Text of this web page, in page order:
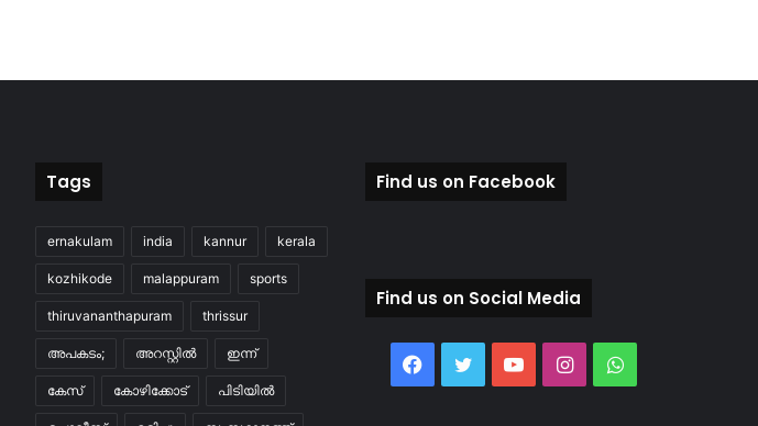
Tags
ernakulam india kannur kerala
kozhikode malappuram sports
thiruvananthapuram thrissur
അപകടം; അറസ്റ്റിൽ ഇന്ന്
കേസ് കോഴിക്കോട് പിടിയിൽ
Find us on Facebook
Find us on Social Media
Facebook
TwitterYouTubeInstagramWhatsApp